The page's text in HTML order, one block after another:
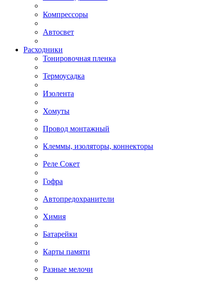
Компрессоры
Автосвет
Расходники
Тонировочная пленка
Термоусадка
Изолента
Хомуты
Провод монтажный
Клеммы, изоляторы, коннекторы
Реле Сокет
Гофра
Автопредохранители
Химия
Батарейки
Карты памяти
Разные мелочи